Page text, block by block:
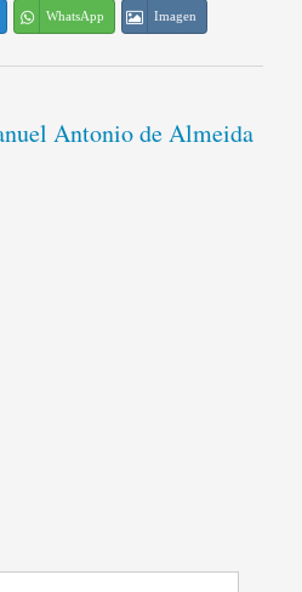
WhatsApp Imagen
Antonio de Almeida